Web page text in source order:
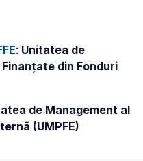
: Unitatea de
din Fonduri
de Management al
(UMPFE)